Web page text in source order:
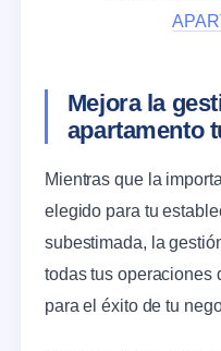
Mejora la
apartamento
Mientras que la
elegido para tu
subestimada, la
todas tus operaciones
para el éxito de tu